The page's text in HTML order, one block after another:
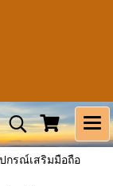
กรณ์เสริมมือถือ